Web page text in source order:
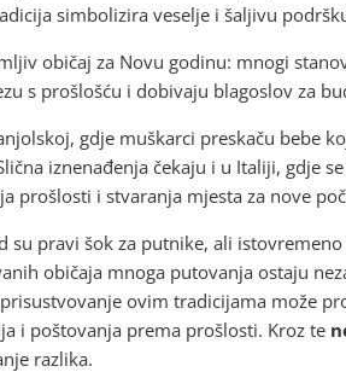
simbolizira veselje i šaljivu
običaj za Novu godinu: mnogi
s prošlošću i dobivaju blagoslov za
gdje muškarci preskaču bebe
iznenađenja čekaju i u Italiji, gdje
prošlosti i stvaranja mjesta za nove
su pravi šok za putnike, ali
običaja mnoga putovanja ostaju
ovim tradicijama može
i poštovanja prema prošlosti. Kroz te
razlika.